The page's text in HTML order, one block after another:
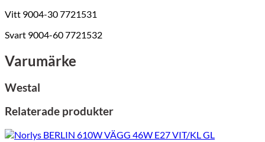
Vitt 9004-30 7721531
Svart 9004-60 7721532
Varumärke
Westal
Relaterade produkter